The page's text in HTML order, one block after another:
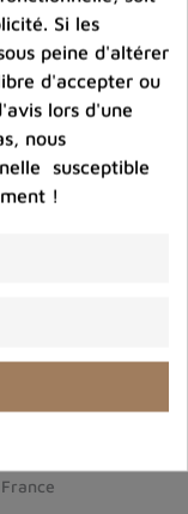
Si les
peine d'altérer
d'accepter ou
lors d'une
nous
susceptible
!